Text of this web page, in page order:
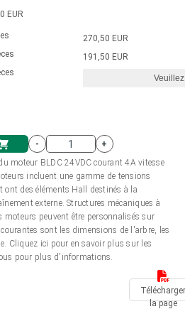
CC sans
courant
DPWM
à pas
EUR
270,50 EUR
191,50 EUR
-
+
moteur BLDC 24VDC courant 4A vitesse
incluent une gamme de tensions
des éléments Hall destinés à la
externe. Structures mécaniques à
moteurs peuvent être personnalisés sur
sont les dimensions de l'arbre, les
Cliquez ici pour en savoir plus sur les
pour plus d'informations.
Télécharger
la page